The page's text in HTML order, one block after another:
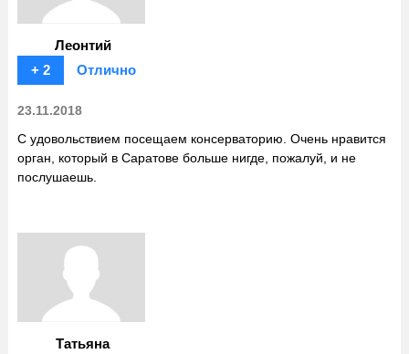
Леонтий
+ 2
Отлично
23.11.2018
С удовольствием посещаем консерваторию. Очень нравится
орган, который в Саратове больше нигде, пожалуй, и не
послушаешь.
Татьяна